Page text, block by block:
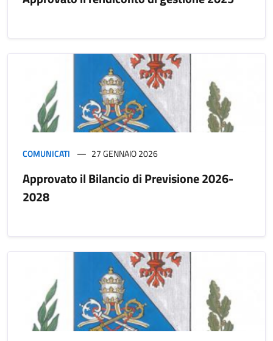
COMUNICATI 27 GENNAIO 2026
Approvato il Bilancio di Previsione 2026-
2028